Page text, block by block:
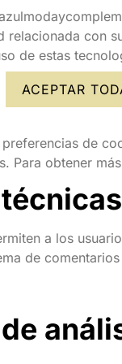
relacionada con
de estas
ACEPTAR
de
Para obtener
a los
de